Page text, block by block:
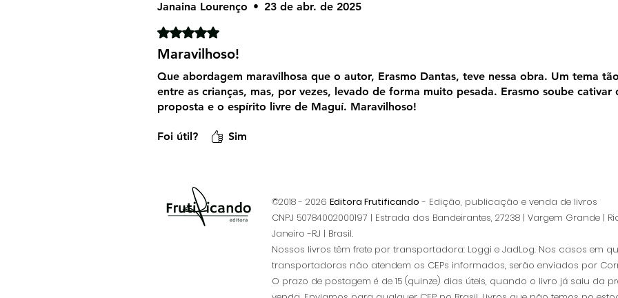
Janaina Lourenço • 23 de abr. de 2025
Rated 5 out of 5 stars.
Maravilhoso!
Que abordagem maravilhosa que o autor, Erasmo Dantas, teve nessa obra. Um tema
entre as crianças, mas, por vezes, levado de forma muito pesada. Erasmo soube cativar
proposta e o espírito livre de Maguí. Maravilhoso!
Foi útil? Sim
©2018 - 2026 Editora Frutificando - Edição, publicação e venda de livros
CNPJ 50784002000197 | Estrada dos Bandeirantes, 27238 | Vargem Grande |
Janeiro -RJ | Brasil.
​Nossos livros têm frete por transportadora: Loggi e JadLog. Nos casos em
transportadoras não atendem os CEPs informados, serão enviados por
O prazo de postagem é de 15 (quinze) dias úteis, quando o livro já saiu da